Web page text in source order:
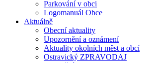
Parkování v obci
Logomanuál Obce
Aktuálně
Obecní aktuality
Upozornění a oznámení
Aktuality okolních měst a obcí
Ostravický ZPRAVODAJ